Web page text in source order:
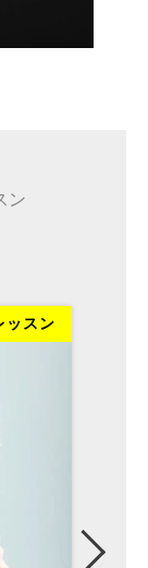
ン
ッスン